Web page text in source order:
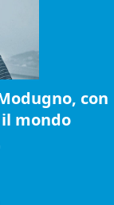
con
il mondo